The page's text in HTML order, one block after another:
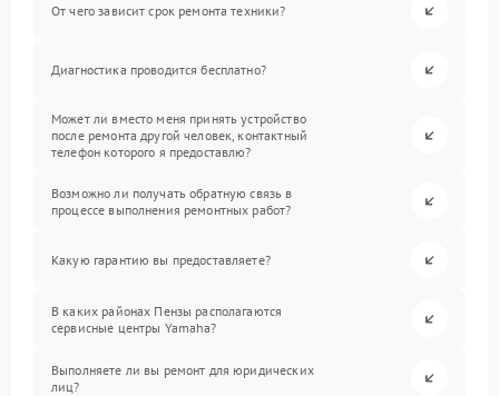
От чего зависит срок ремонта техники?
Диагностика проводится бесплатно?
Может ли вместо меня принять устройство
после ремонта другой человек, контактный
телефон которого я предоставлю?
Возможно ли получать обратную связь в
процессе выполнения ремонтных работ?
Какую гарантию вы предоставляете?
В каких районах Пензы располагаются
сервисные центры Yamaha?
Выполняете ли вы ремонт для юридических
лиц?